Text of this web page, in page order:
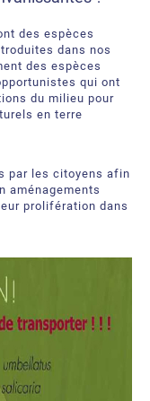
des espèces
dans nos
des espèces
qui ont
du milieu pour
en terre
par les citoyens afin
aménagements
prolifération dans